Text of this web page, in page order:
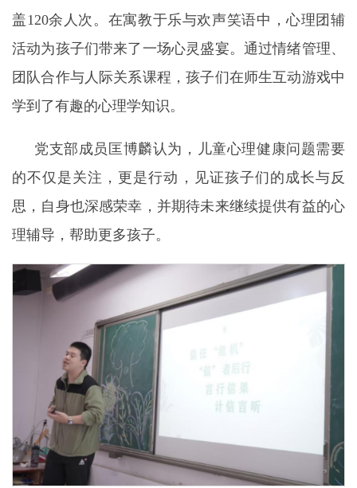
盖120余人次。在寓教于乐与欢声笑语中，心理团辅
活动为孩子们带来了一场心灵盛宴。通过情绪管理、
团队合作与人际关系课程，孩子们在师生互动游戏中
学到了有趣的心理学知识。
党支部成员匡博麟认为，儿童心理健康问题需要
的不仅是关注，更是行动，见证孩子们的成长与反
思，自身也深感荣幸，并期待未来继续提供有益的心
理辅导，帮助更多孩子。